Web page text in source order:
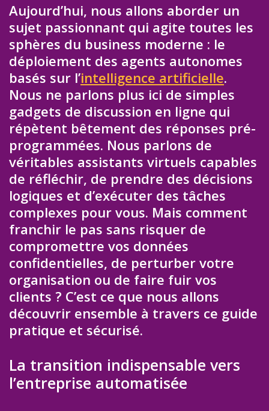
Aujourd’hui, nous allons aborder un
sujet passionnant qui agite toutes les
sphères du business moderne : le
déploiement des agents autonomes
basés sur l’intelligence artificielle.
Nous ne parlons plus ici de simples
gadgets de discussion en ligne qui
répètent bêtement des réponses pré-
programmées. Nous parlons de
véritables assistants virtuels capables
de réfléchir, de prendre des décisions
logiques et d’exécuter des tâches
complexes pour vous. Mais comment
franchir le pas sans risquer de
compromettre vos données
confidentielles, de perturber votre
organisation ou de faire fuir vos
clients ? C’est ce que nous allons
découvrir ensemble à travers ce guide
pratique et sécurisé.
La transition indispensable vers
l’entreprise automatisée